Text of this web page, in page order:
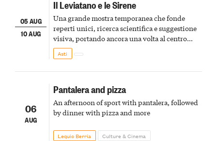
05 AUG
10 AUG
Il Leviatano e le Sirene
Una grande mostra temporanea che fonde
reperti unici, ricerca scientifica e suggestione
visiva, portando ancora una volta al centro
della scena le meraviglie del passato astigiano
Asti
06
AUG
Pantalera and pizza
An afternoon of sport with pantalera, followed
by dinner with pizza and more
Lequio Berria Culture & Cinema